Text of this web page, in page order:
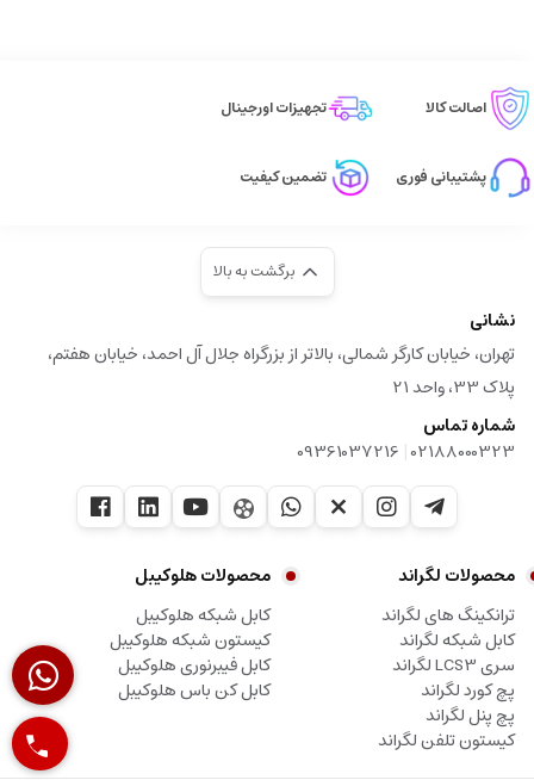
اصالت کالا تجهیزات اورجینال
پشتیبانی فوری تضمین کیفیت
برگشت به بالا
نشانی
تهران، خیابان کارگر شمالی، بالاتر از بزرگراه جلال آل احمد، خیابان هفتم،
پلاک 33، واحد 21
شماره تماس
02188000323
|
09361037216
محصولات لگراند
ترانکینگ های لگراند
کابل شبکه لگراند
سری LCS3 لگراند
پچ کورد لگراند
پچ پنل لگراند
کیستون تلفن لگراند
محصولات هلوکیبل
کابل شبکه هلوکیبل
کیستون شبکه هلوکیبل
کابل فیبرنوری هلوکیبل
کابل کن باس هلوکیبل